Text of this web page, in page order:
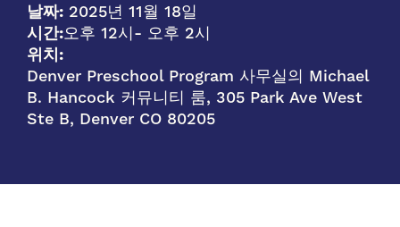
날짜: 2025년 11월 18일
시간:오후 12시- 오후 2시
위치:
Denver Preschool Program 사무실의 Michael
B. Hancock 커뮤니티 룸, 305 Park Ave West
Ste B, Denver CO 80205